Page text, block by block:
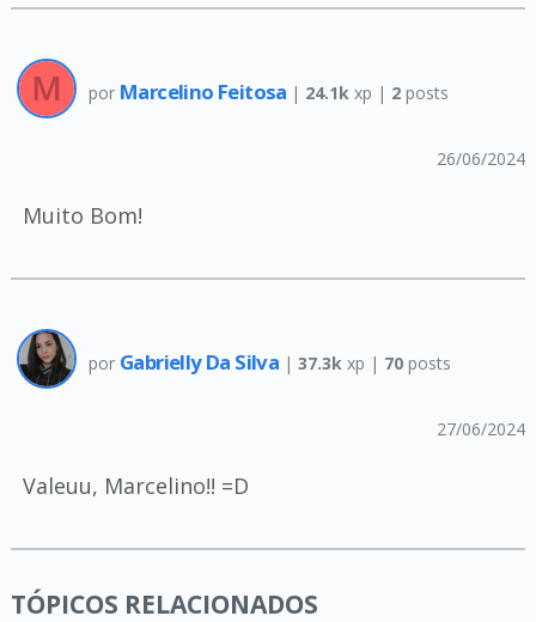
por Marcelino Feitosa | 24.1k xp | 2 posts
26/06/2024
Muito Bom!
por Gabrielly Da Silva | 37.3k xp | 70posts
27/06/2024
Valeuu, Marcelino!! =D
TÓPICOS RELACIONADOS